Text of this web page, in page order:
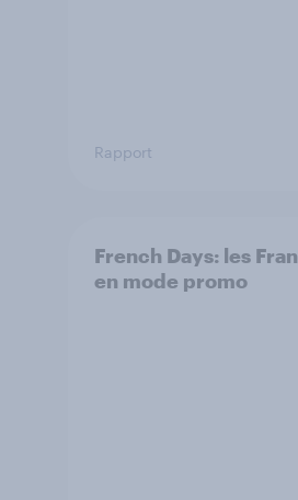
Rapport
French Days: les
en mode promo